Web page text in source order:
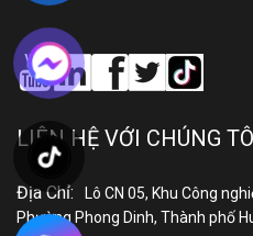
LIÊN HỆ VỚI CHÚNG
Địa Chỉ:
Lô CN 05, Khu Công
Phường Phong Dinh, Thành phố